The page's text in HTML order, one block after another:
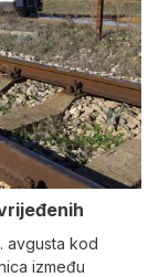
avgusta kod
između